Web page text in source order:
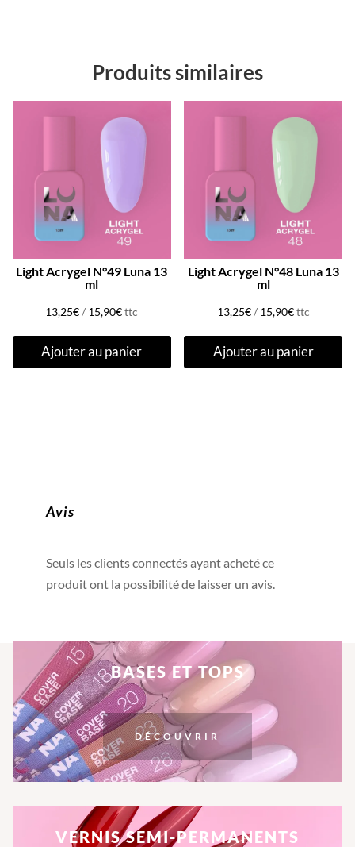
Produits similaires
Light Acrygel N°49 Luna 13
ml
13,25€/ 15,90€ttc
Ajouter au panier
Light Acrygel N°48 Luna 13
ml
13,25€/ 15,90€ttc
Ajouter au panier
Avis
Seuls les clients connectés ayant acheté ce
produit ont la possibilité de laisser un avis.
BASES ET TOPS
DÉCOUVRIR
VERNIS SEMI-PERMANENTS